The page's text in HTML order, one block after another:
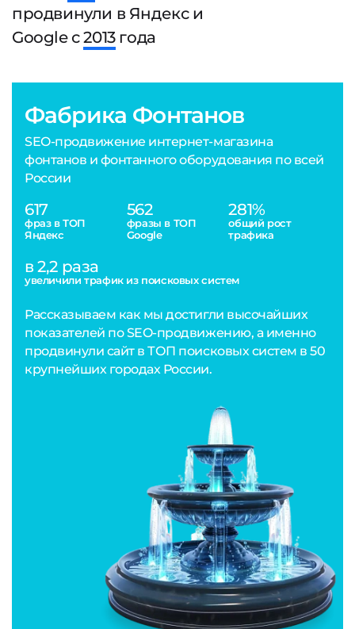
продвинули в Яндекс и
Google с2013года
Фабрика Фонтанов
SEO-продвижение интернет-магазина
фонтанов и фонтанного оборудования по всей
России
617
фраз в ТОП
Яндекс
562
фразы в ТОП
Google
281%
общий рост
трафика
в 2,2 раза
увеличили трафик из поисковых систем
Рассказываем как мы достигли высочайших
показателей по SEO-продвижению, а именно
продвинули сайт в ТОП поисковых систем в 50
крупнейших городах России.